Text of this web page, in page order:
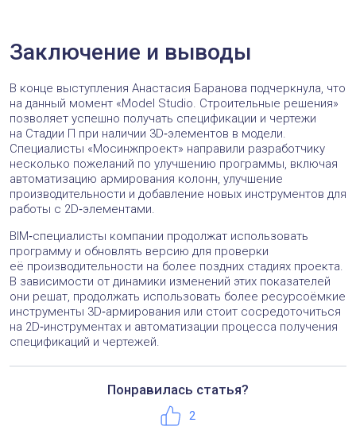
Заключение и выводы
В конце выступления Анастасия Баранова подчеркнула, что
на данный момент «Model Studio. Строительные решения»
позволяет успешно получать спецификации и чертежи
на Стадии П при наличии 3D‑элементов в модели.
Специалисты «Мосинжпроект» направили разработчику
несколько пожеланий по улучшению программы, включая
автоматизацию армирования колонн, улучшение
производительности и добавление новых инструментов для
работы с 2D‑элементами.
BIM‑специалисты компании продолжат использовать
программу и обновлять версию для проверки
её производительности на более поздних стадиях проекта.
В зависимости от динамики изменений этих показателей
они решат, продолжать использовать более ресурсоёмкие
инструменты 3D‑армирования или стоит сосредоточиться
на 2D‑инструментах и автоматизации процесса получения
спецификаций и чертежей.
+7 (495) 221-50-56
Понравилась статья?
Нравится
2